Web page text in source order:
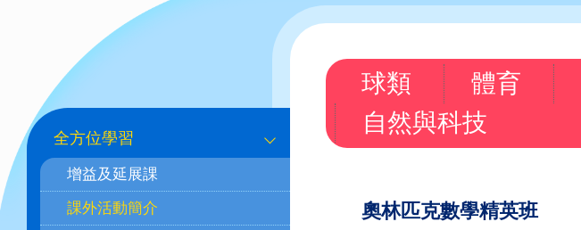
球類 體育
自然與科技
奧林匹克數學精英班
Main
navigation
(課
全方位學習
增益及延展課
課外活動簡介